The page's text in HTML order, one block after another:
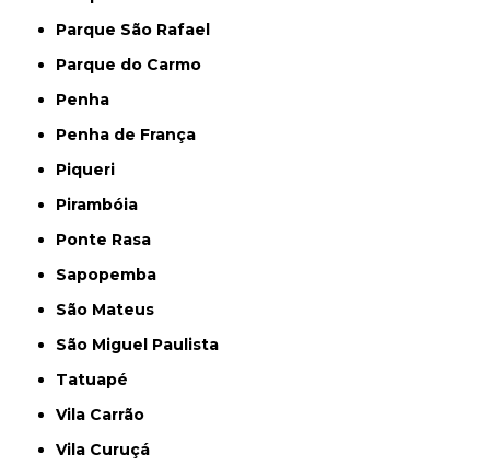
Parque São Rafael
Parque do Carmo
Penha
Penha de França
Piqueri
Pirambóia
Ponte Rasa
Sapopemba
São Mateus
São Miguel Paulista
Tatuapé
Vila Carrão
Vila Curuçá